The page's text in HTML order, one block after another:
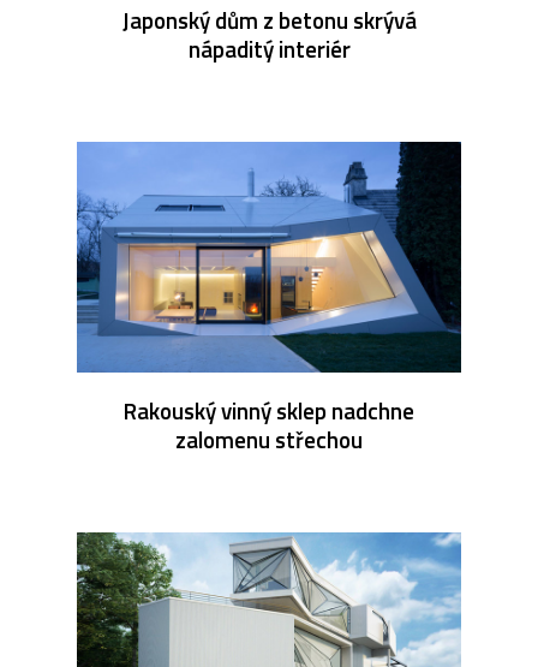
Japonský dům z betonu skrývá
nápaditý interiér
Rakouský vinný sklep nadchne
zalomenu střechou